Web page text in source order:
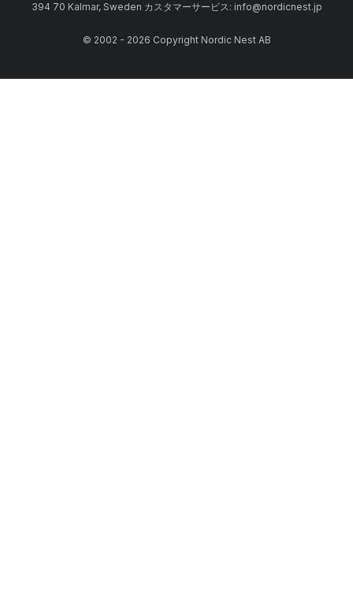
394 70 Kalmar, Sweden カスタマーサービス: info@nordicnest.jp
© 2002 - 2026 Copyright Nordic Nest AB